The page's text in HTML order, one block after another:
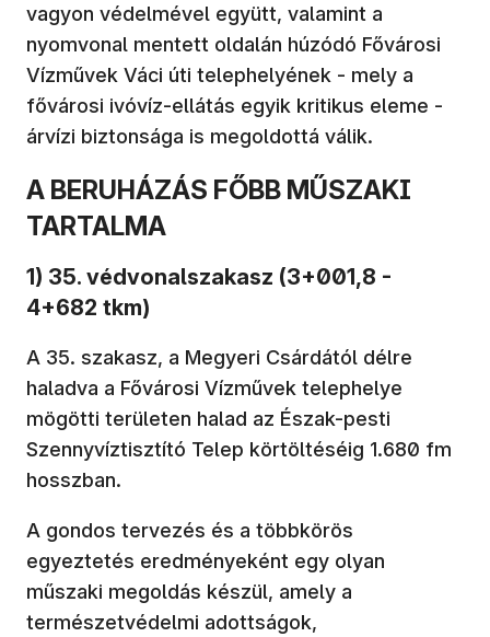
vagyon védelmével együtt, valamint a
nyomvonal mentett oldalán húzódó Fővárosi
Vízművek Váci úti telephelyének - mely a
fővárosi ivóvíz-ellátás egyik kritikus eleme -
árvízi biztonsága is megoldottá válik.
A BERUHÁZÁS FŐBB MŰSZAKI
TARTALMA
1) 35. védvonalszakasz (3+001,8 -
4+682 tkm)
A 35. szakasz, a Megyeri Csárdától délre
haladva a Fővárosi Vízművek telephelye
mögötti területen halad az Észak-pesti
Szennyvíztisztító Telep körtöltéséig 1.680 fm
hosszban.
A gondos tervezés és a többkörös
egyeztetés eredményeként egy olyan
műszaki megoldás készül, amely a
természetvédelmi adottságok,